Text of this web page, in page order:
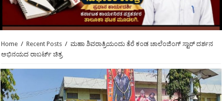
Home / Recent Posts / ಮಹಾ ಶಿವರಾತ್ರಿಯಂದು ತೆರೆ ಕಂಡ ಚಾಲೆಂಜಿಂಗ್ ಸ್ಟಾರ್ ದರ್ಶನ
ಅಭಿನಯದ ರಾಬರ್ಟ್ ಚಿತ್ರ